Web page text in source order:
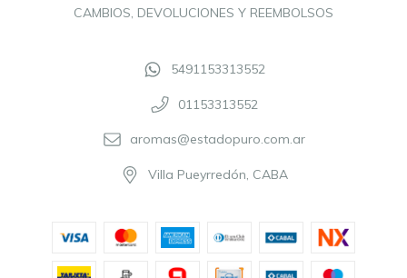
CAMBIOS, DEVOLUCIONES Y REEMBOLSOS
5491153313552
01153313552
aromas@estadopuro.com.ar
Villa Pueyrredón, CABA